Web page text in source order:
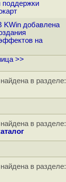
поддержки
KWin добавлена
на
>>
в разделе:
в разделе:
в разделе: